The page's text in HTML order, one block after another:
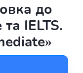
до
IELTS.